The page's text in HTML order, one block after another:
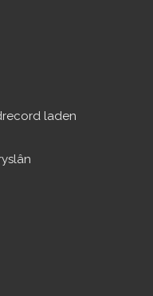
laden